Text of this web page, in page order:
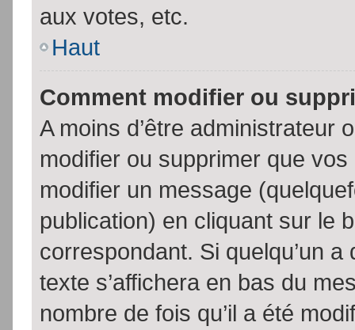
aux votes, etc.
Haut
Comment modifier ou
A moins d’être administrateur
modifier ou supprimer que
modifier un message
publication) en cliquant sur le
correspondant. Si quelqu’un
texte s’affichera en bas du
nombre de fois qu’il a été